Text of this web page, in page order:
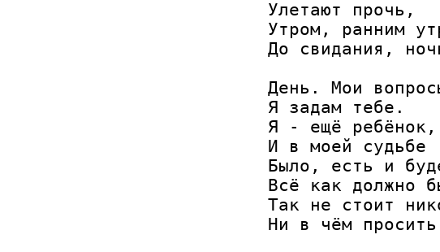
Улетают прочь,
Утром, ранним
До свидания,
День. Мои
Я задам тебе.
Я - ещё ребёнок,
И в моей судьбе
Было, есть и
Всё как должно
Так не стоит
Ни в чём